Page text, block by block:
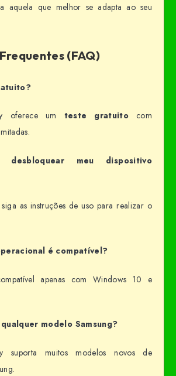
aquela que melhor se adapta ao seu
(FAQ)
oferece um teste gratuito com
desbloquear meu dispositivo
as instruções de uso para realizar o
é compatível?
apenas com Windows 10 e
modelo Samsung?
suporta muitos modelos novos de